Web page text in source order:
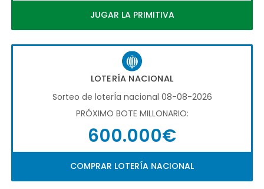
JUGAR LA PRIMITIVA
LOTERÍA NACIONAL
Sorteo de loterÍa nacional 08-08-2026
PRÓXIMO BOTE MILLONARIO:
600.000€
COMPRAR LOTERÍA NACIONAL